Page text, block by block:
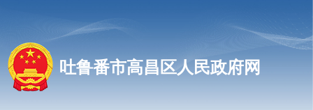
吐鲁番市高昌区人民政府网